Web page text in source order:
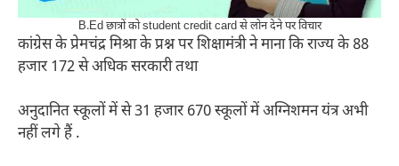
B.Ed छात्रों को student credit card से लोन देने पर विचार
कांग्रेस के प्रेमचंद्र मिश्रा के प्रश्न पर शिक्षामंत्री ने माना कि राज्य के 88
हजार 172 से अधिक सरकारी तथा
अनुदानित स्कूलों में से 31 हजार 670 स्कूलों में अग्निशमन यंत्र अभी
नहीं लगे हैं .